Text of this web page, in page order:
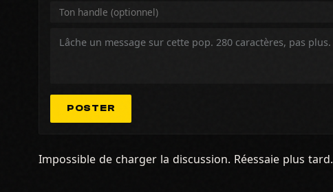
POSTER
Impossible de charger la discussion. Réessaie plus tard.